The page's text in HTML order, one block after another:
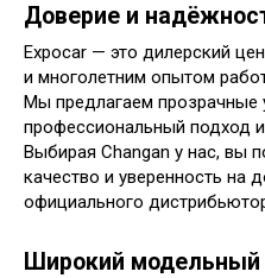
Доверие и
Expocar — это дилерский
и многолетним опытом
Мы предлагаем прозрачные
профессиональный подход
Выбирая Changan у нас, вы
качество и уверенность на
официального
Широкий модельный